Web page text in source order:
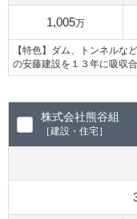
1,005万
【特色】ダム、トンネルな
の安藤建設を１３年に吸収
株式会社熊谷組
［建設・住宅］